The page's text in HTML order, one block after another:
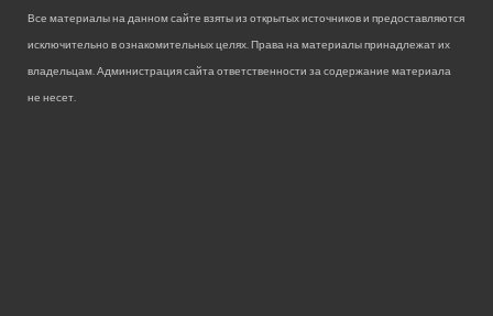
Все материалы на данном сайте взяты из открытых источников и предоставляются
исключительно в ознакомительных целях. Права на материалы принадлежат их
владельцам. Администрация сайта ответственности за содержание материала
не несет.